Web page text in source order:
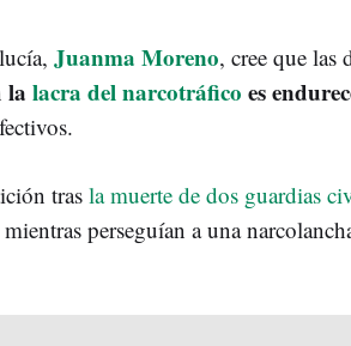
Juanma Moreno, cree que las
la lacra del narcotráfico es
tras la muerte de dos guardias
perseguían a una